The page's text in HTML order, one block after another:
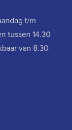
t/m
tussen 14.30
van 8.30